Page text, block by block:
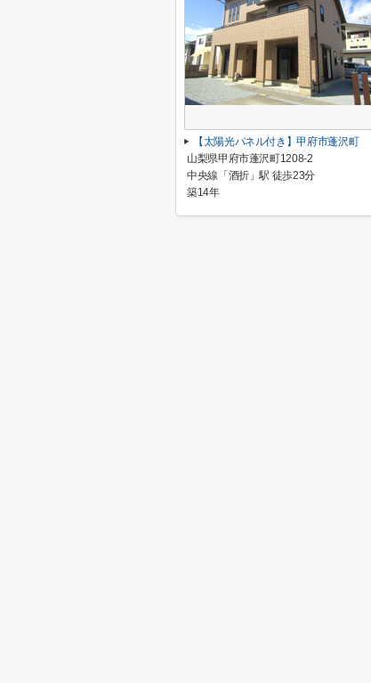
【太陽光パネル付き】甲府市蓬沢町
山梨県甲府市蓬沢町1208-2
中央線「酒折」駅 徒歩23分
築14年